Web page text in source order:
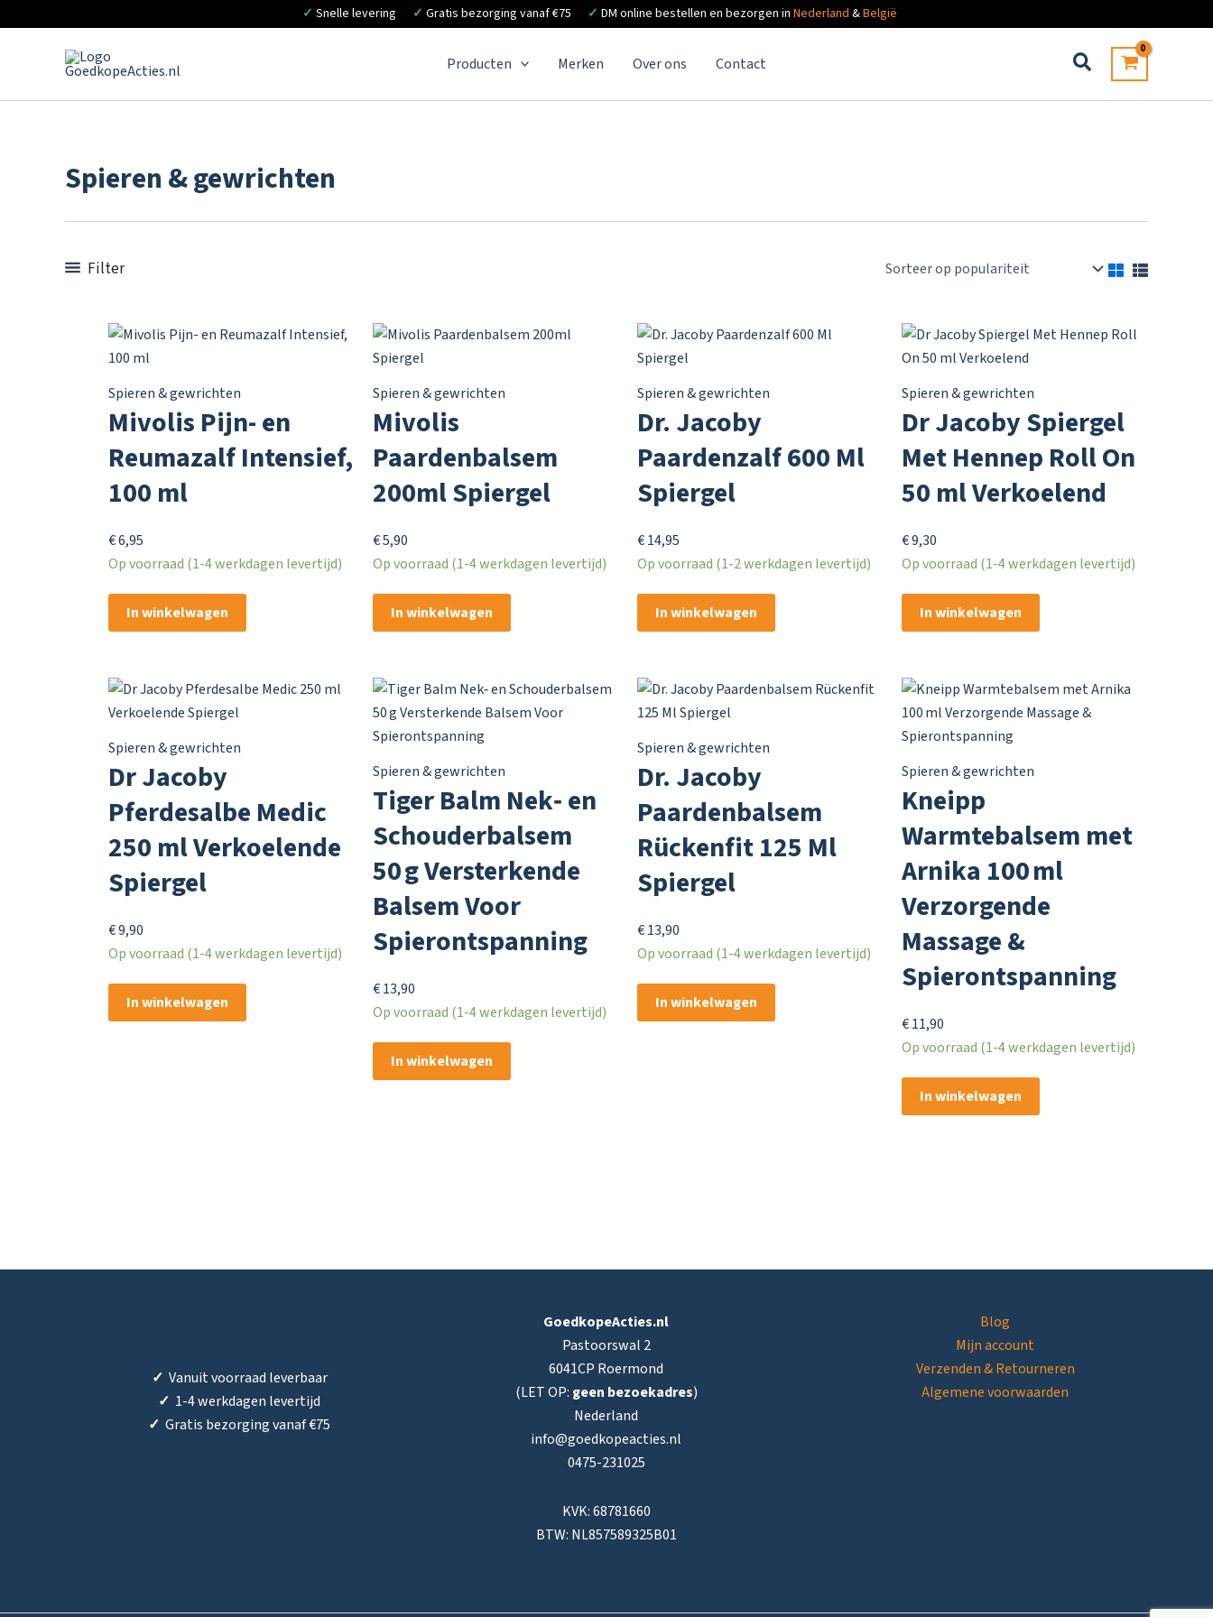
✓ Snelle levering ✓ Gratis bezorging vanaf €75 ✓ DM online bestellen en bezorgen in Nederland &België
Producten Merken Over ons Contact
Spieren & gewrichten
Filter
Spieren & gewrichten
Mivolis Pijn- en
Reumazalf Intensief,
100 ml
€6,95
Op voorraad (1-4 werkdagen levertijd)
In winkelwagen
Spieren & gewrichten
Mivolis
Paardenbalsem
200ml Spiergel
€5,90
Op voorraad (1-4 werkdagen levertijd)
In winkelwagen
Spieren & gewrichten
Dr. Jacoby
Paardenzalf 600 Ml
Spiergel
€14,95
Op voorraad (1-2 werkdagen levertijd)
In winkelwagen
Spieren & gewrichten
Dr Jacoby Spiergel
Met Hennep Roll On
50 ml Verkoelend
€9,30
Op voorraad (1-4 werkdagen levertijd)
In winkelwagen
Spieren & gewrichten
Dr Jacoby
Pferdesalbe Medic
250 ml Verkoelende
Spiergel
€9,90
Op voorraad (1-4 werkdagen levertijd)
In winkelwagen
Spieren & gewrichten
Tiger Balm Nek‑ en
Schouderbalsem
50 g Versterkende
Balsem Voor
Spierontspanning
€13,90
Op voorraad (1-4 werkdagen levertijd)
In winkelwagen
Spieren & gewrichten
Dr. Jacoby
Paardenbalsem
Rückenfit 125 Ml
Spiergel
€13,90
Op voorraad (1-4 werkdagen levertijd)
In winkelwagen
Spieren & gewrichten
Kneipp
Warmtebalsem met
Arnika 100 ml
Verzorgende
Massage &
Spierontspanning
€11,90
Op voorraad (1-4 werkdagen levertijd)
In winkelwagen
✓ Vanuit voorraad leverbaar
✓ 1-4 werkdagen levertijd
✓ Gratis bezorging vanaf €75
GoedkopeActies.nl
Pastoorswal 2
6041CP Roermond
(LET OP: geen bezoekadres)
Nederland
info@goedkopeacties.nl
0475-231025
KVK: 68781660
BTW: NL857589325B01
Blog
Mijn account
Verzenden & Retourneren
Algemene voorwaarden